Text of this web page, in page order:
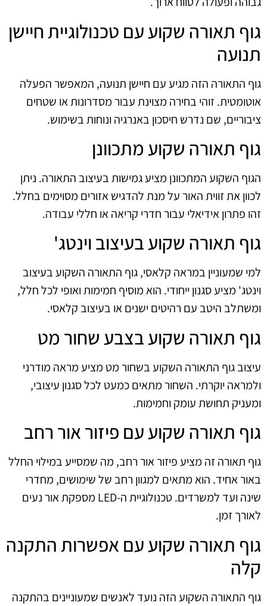
גוף תאורה שקוע עם טכנולוגיית חיישן
תנועה
גוף התאורה הזה מגיע עם חיישן תנועה, המאפשר הפעלה
אוטומטית. זוהי בחירה מצוינת עבור מסדרונות או שטחים
ציבוריים, שם נדרש חיסכון באנרגיה ונוחות בשימוש.
גוף תאורה שקוע מתכוונן
הגוף השקוע המתכוונן מציע גמישות בעיצוב התאורה. ניתן
לכוון את זווית האור על מנת להדגיש אזורים מסוימים בחלל.
זהו פתרון אידיאלי עבור חדרי קריאה או חללי עבודה.
גוף תאורה שקוע בעיצוב וינטג'
למי שמעוניין במראה קלאסי, גוף התאורה השקוע בעיצוב
וינטג' מציע סגנון ייחודי. הוא מוסיף חמימות ואופי לכל חלל,
ומשתלב היטב עם רהיטים ישנים או בעיצוב קלאסי.
גוף תאורה שקוע בצבע שחור מט
עיצוב גוף התאורה השקוע בשחור מט מציע מראה מודרני
ולמראה יוקרתי. השחור מתאים כמעט לכל סגנון עיצובי,
ומעניק תחושת עומק וחמימות.
גוף תאורה שקוע עם פיזור אור רחב
גוף תאורה זה מציע פיזור אור רחב, מה שמסייע במילוי החלל
באור אחיד. הוא מתאים למגוון רחב של שימושים, מחדרי
שינה ועד למשרדים. טכנולוגיית ה-LED מספקת אור נעים
לאורך זמן.
גוף תאורה שקוע עם אפשרות התקנה
קלה
גוף התאורה השקוע הזה נועד לאנשים שמעוניינים בהתקנה